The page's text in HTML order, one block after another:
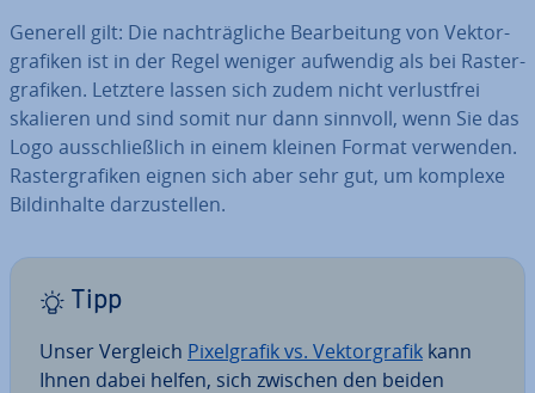
Generell gilt: Die nach­träg­li­che Be­ar­bei­tung von Vek­tor­
gra­fi­ken ist in der Regel weniger aufwendig als bei Ras­ter­
gra­fi­ken. Letztere lassen sich zudem nicht ver­lust­frei
skalieren und sind somit nur dann sinnvoll, wenn Sie das
Logo aus­schließ­lich in einem kleinen Format verwenden.
Ras­ter­gra­fi­ken eignen sich aber sehr gut, um komplexe
Bild­in­hal­te dar­zu­stel­len.
Tipp
Unser Vergleich Pi­xel­gra­fik vs. Vek­tor­gra­fik kann
Ihnen dabei helfen, sich zwischen den beiden